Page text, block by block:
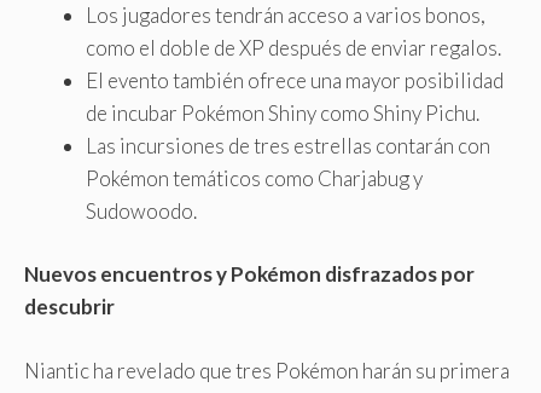
Los jugadores tendrán acceso a varios bonos,
como el doble de XP después de enviar regalos.
El evento también ofrece una mayor posibilidad
de incubar Pokémon Shiny como Shiny Pichu.
Las incursiones de tres estrellas contarán con
Pokémon temáticos como Charjabug y
Sudowoodo.
Nuevos encuentros y Pokémon disfrazados por
descubrir
Niantic ha revelado que tres Pokémon harán su primera